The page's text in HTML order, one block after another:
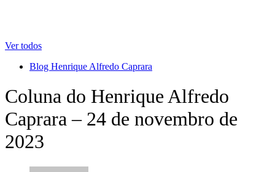
Ver todos
Blog Henrique Alfredo Caprara
Coluna do Henrique Alfredo
Caprara – 24 de novembro de
2023